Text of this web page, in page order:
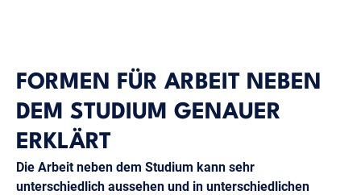
FORMEN FÜR ARBEIT NEBEN
DEM STUDIUM GENAUER
ERKLÄRT
Die Arbeit neben dem Studium kann sehr
unterschiedlich aussehen und in unterschiedlichen